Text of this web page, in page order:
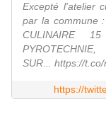
Excepté l'atelier
par la commune
CULINAIRE
SUR... https://
https://